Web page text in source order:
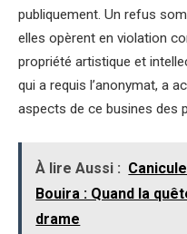
publiquement. Un refus
elles opèrent en violation
propriété artistique et
qui a requis l’anonymat, a
aspects de ce busines des
À lire Aussi :
Bouira : Quand la
drame